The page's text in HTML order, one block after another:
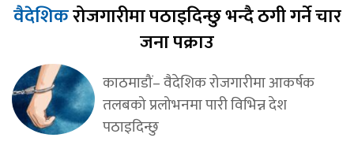
वैदेशिकरोजगारीमा पठाइदिन्छु भन्दै ठगी गर्ने चार
जना पक्राउ
काठमाडौं– वैदेशिक रोजगारीमा आकर्षक
तलबको प्रलोभनमा पारी विभिन्न देश
पठाइदिन्छु